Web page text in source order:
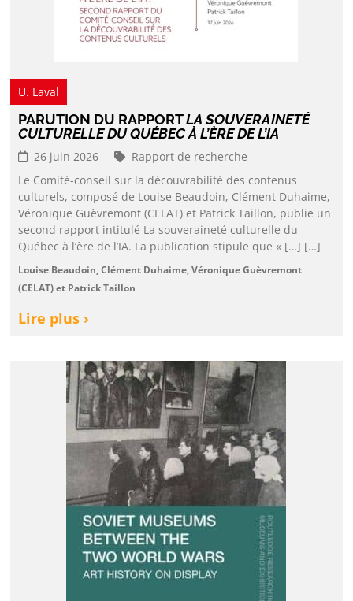
U. Laval
PARUTION DU RAPPORTLA SOUVERAINETÉ
CULTURELLE DU QUÉBEC À L’ÈRE DE L’IA
26 juin 2026
Rapport de recherche
Le Comité-conseil sur la découvrabilité des contenus
culturels, composé de Louise Beaudoin, Clément Duhaime,
Véronique Guèvremont (CELAT) et Patrick Taillon, publie un
second rapport intitulé La souveraineté culturelle du
Québec à l’ère de l’IA. La publication stipule que « […] […]
Louise Beaudoin, Clément Duhaime, Véronique Guèvremont
(CELAT) et Patrick Taillon
Lire plus ›